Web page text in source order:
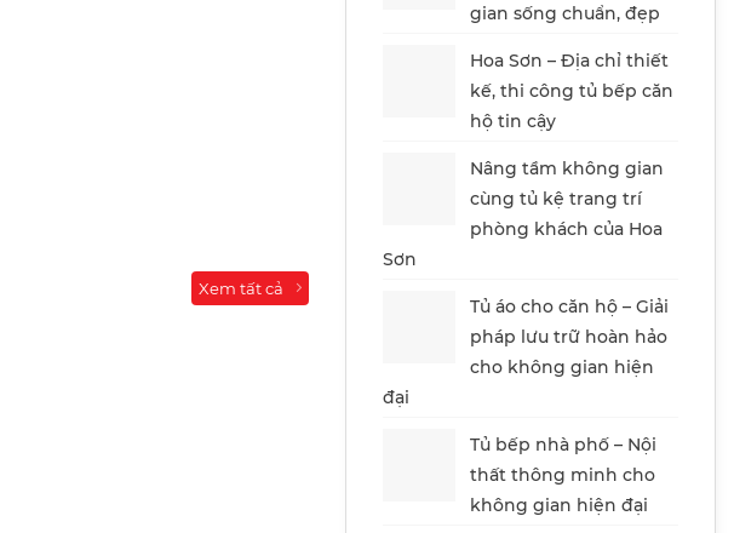
Xem tất cả
gian sống chuẩn, đẹp
Hoa Sơn – Địa chỉ thiết
kế, thi công tủ bếp căn
hộ tin cậy
Nâng tầm không gian
cùng tủ kệ trang trí
phòng khách của Hoa
Sơn
Tủ áo cho căn hộ – Giải
pháp lưu trữ hoàn hảo
cho không gian hiện
đại
Tủ bếp nhà phố – Nội
thất thông minh cho
không gian hiện đại